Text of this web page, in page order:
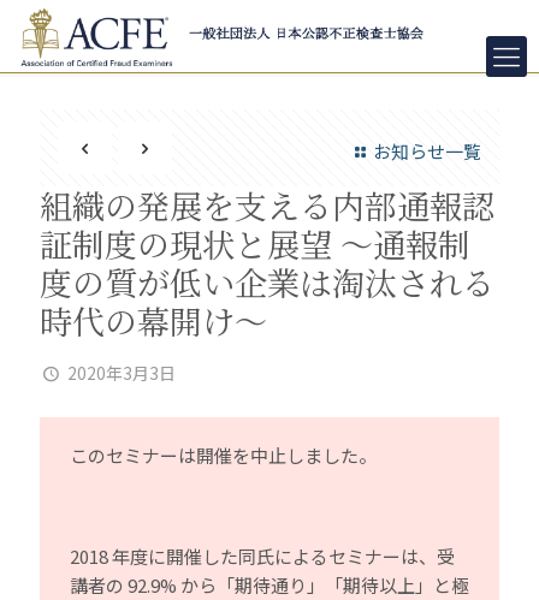
お知らせ一覧
組織の発展を支える内部通報認
証制度の現状と展望 ～通報制
度の質が低い企業は淘汰される
時代の幕開け～
2020年3月3日
このセミナーは開催を中止しました。
2018 年度に開催した同氏によるセミナーは、受
講者の 92.9% から「期待通り」「期待以上」と極